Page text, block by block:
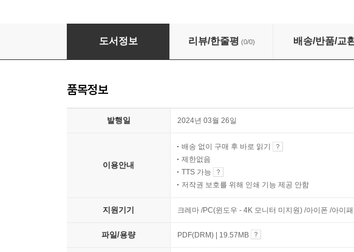
한국경제, 어디로
도서정보 리뷰/한줄평 (0/0) 배송/반품/교
품목정보
발행일 2024년 03월 26일
이용안내
배송 없이 구매 후 바로 읽기
제한없음
TTS 가능
저작권 보호를 위해 인쇄 기능 제공 안함
지원기기 크레마 /PC(윈도우 - 4K 모니터 미지원) /아이폰 /아이
파일/용량 PDF(DRM) | 19.57MB